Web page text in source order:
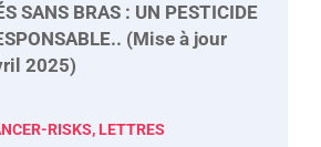
SANS BRAS : UN PESTICIDE
(Mise à jour
2025)
RISKS, LETTRES